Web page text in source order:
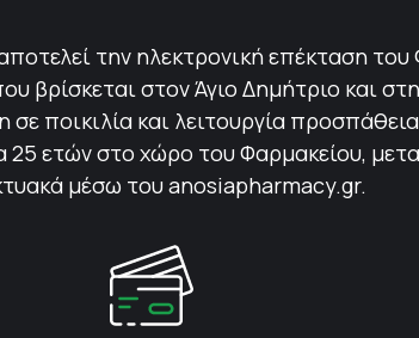
την ηλεκτρονική επέκταση του
βρίσκεται στον Άγιο Δημήτριο και
ποικιλία και λειτουργία προσπάθεια
ετών στο χώρο του Φαρμακείου,
μέσω του anosiapharmacy.gr.